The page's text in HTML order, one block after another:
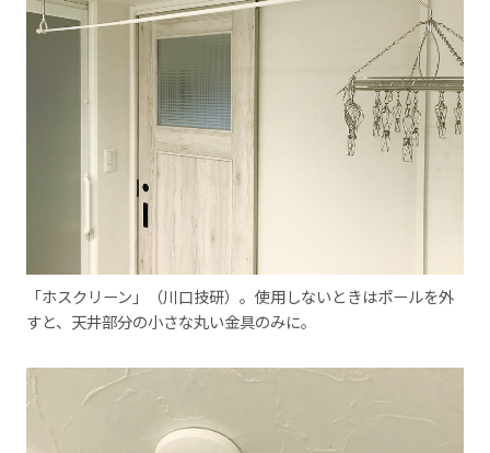
「ホスクリーン」（川口技研）。使用しないときはポールを外
すと、天井部分の小さな丸い金具のみに。